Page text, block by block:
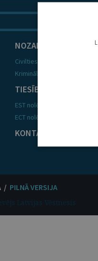
NOZARES
Civiltiesības
Krimināltiesības
TIESĪBU PRAKSE
EST nolēmumi
ECT nolēmumi
KONTAKTI
/ PILNĀ VERSIJA
Latvijas Vēstnesis